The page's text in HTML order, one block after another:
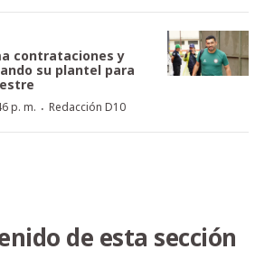
contrataciones y
su plantel para
p. m. · Redacción D10
de esta sección